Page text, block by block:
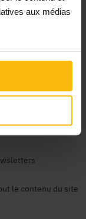
aux médias
au nom
MonASBL.be :
du
notre contenu
expert, etc.
le contenu du site